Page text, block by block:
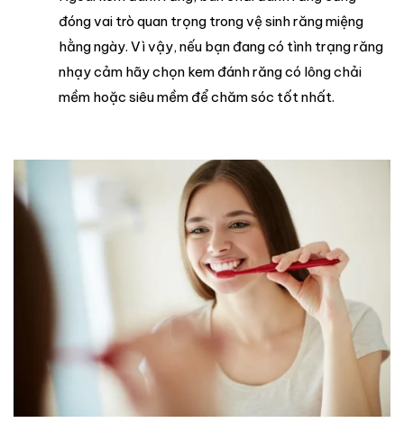
đóng vai trò quan trọng trong vệ sinh răng miệng
hằng ngày. Vì vậy, nếu bạn đang có tình trạng răng
nhạy cảm hãy chọn kem đánh răng có lông chải
mềm hoặc siêu mềm để chăm sóc tốt nhất.